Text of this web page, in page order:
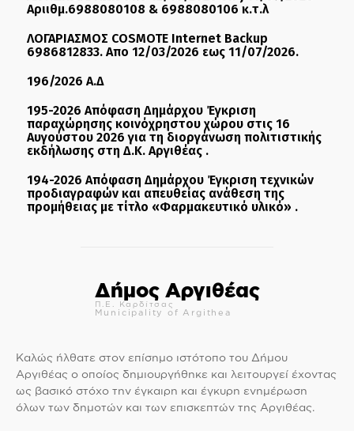
Αριιθμ.6988080108 & 6988080106 κ.τ.λ
ΛΟΓΑΡΙΑΣΜΟΣ COSMOTE Internet Backup
6986812833. Απο 12/03/2026 εως 11/07/2026.
196/2026 Α.Δ
195-2026 Απόφαση Δημάρχου Έγκριση
παραχώρησης κοινόχρηστου χώρου στις 16
Αυγούστου 2026 για τη διοργάνωση πολιτιστικής
εκδήλωσης στη Δ.Κ. Αργιθέας .
194-2026 Απόφαση Δημάρχου Έγκριση τεχνικών
προδιαγραφών και απευθείας ανάθεση της
προμήθειας με τίτλο «Φαρμακευτικό υλικό» .
Δήμος Αργιθέας
Π.Ε. Καρδίτσας
Municipality of Argithea
Καλώς ήλθατε στον επίσημο ιστότοπο του Δήμου
Αργιθέας ο οποίος δημιουργήθηκε και λειτουργεί έχοντας
ως βασικό στόχο την έγκαιρη και έγκυρη ενημέρωση
όλων των δημοτών και των επισκεπτών της Αργιθέας.